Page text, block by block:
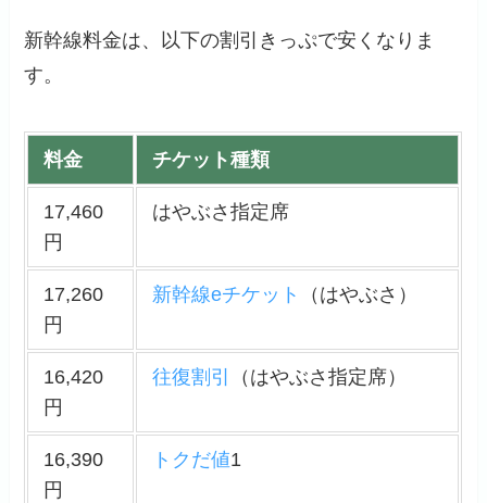
新幹線料金は、以下の割引きっぷで安くなりま
す。
料金 チケット種類
17,460
円
はやぶさ指定席
17,260
円
新幹線eチケット （はやぶさ）
16,420
円
往復割引 （はやぶさ指定席）
16,390
円
トクだ値1